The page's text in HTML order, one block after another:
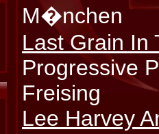
M�nchen
Last Grain In
Progressive
Freising
Lee Harvey